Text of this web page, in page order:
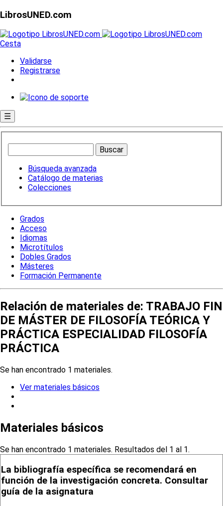
LibrosUNED.com
Cesta
Validarse
Registrarse
☰
Búsqueda avanzada
Catálogo de materias
Colecciones
Grados
Acceso
Idiomas
Microtítulos
Dobles Grados
Másteres
Formación Permanente
Relación de materiales de: TRABAJO FIN
DE MÁSTER DE FILOSOFÍA TEÓRICA Y
PRÁCTICA ESPECIALIDAD FILOSOFÍA
PRÁCTICA
Se han encontrado 1 materiales.
Ver materiales básicos
Materiales básicos
Se han encontrado 1 materiales. Resultados del 1 al 1.
La bibliografía específica se recomendará en
función de la investigación concreta. Consultar
guía de la asignatura